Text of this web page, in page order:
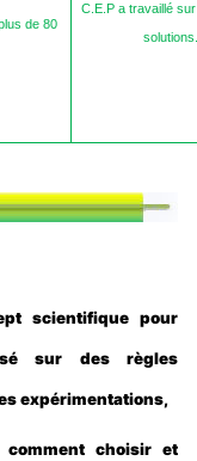
de 80
C.E.P a travaillé
solutions.
scientifique pour
sur des règles
expérimentations,
comment choisir et